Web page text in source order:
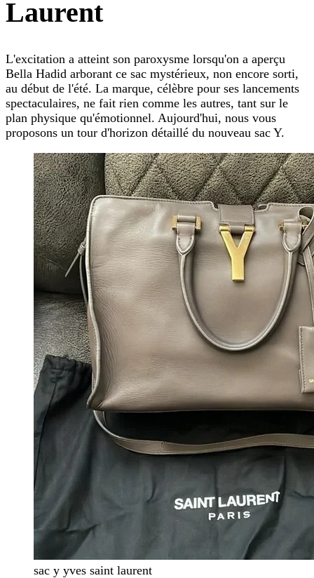
Laurent
L'excitation a atteint son paroxysme lorsqu'on a aperçu
Bella Hadid arborant ce sac mystérieux, non encore sorti,
au début de l'été. La marque, célèbre pour ses lancements
spectaculaires, ne fait rien comme les autres, tant sur le
plan physique qu'émotionnel. Aujourd'hui, nous vous
proposons un tour d'horizon détaillé du nouveau sac Y.
sac y yves saint laurent